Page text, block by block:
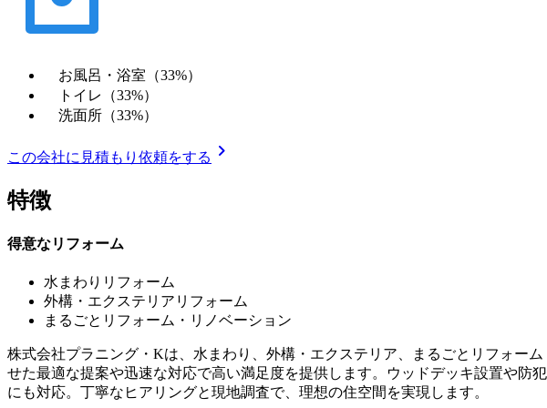
お風呂・浴室（33%）
トイレ（33%）
洗面所（33%）
この会社に見積もり依頼をする chevron_right
特徴
得意なリフォーム
水まわりリフォーム
外構・エクステリアリフォーム
まるごとリフォーム・リノベーション
株式会社プラニング・Kは、水まわり、外構・エクステリア、まるごとリフォー
せた最適な提案や迅速な対応で高い満足度を提供します。ウッドデッキ設置や
にも対応。丁寧なヒアリングと現地調査で、理想の住空間を実現します。